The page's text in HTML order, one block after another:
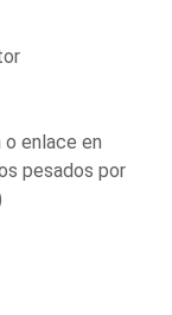
enlace en
pesados por